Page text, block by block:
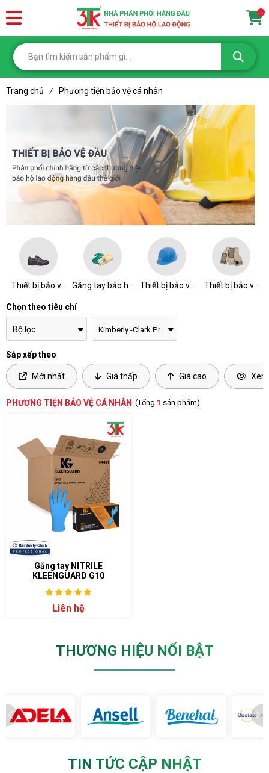
...
Trang chủ / Phương tiện bảo vệ cá nhân
Thiết bị bảo vệ
Găng tay bảo hộ
Thiết bị bảo vệ
Thiết bị bảo vệ
Chọn theo tiêu chí
Bộ lọc
Sắp xếp theo
Mới nhất Giá thấp Giá cao
PHƯƠNG TIỆN BẢO VỆ CÁ NHÂN (Tổng 1 sản phẩm)
Găng tay NITRILE
KLEENGUARD G10
Liên hệ
THƯƠNG HIỆU NỔI BẬT
TIN TỨC CẬP NHẬT